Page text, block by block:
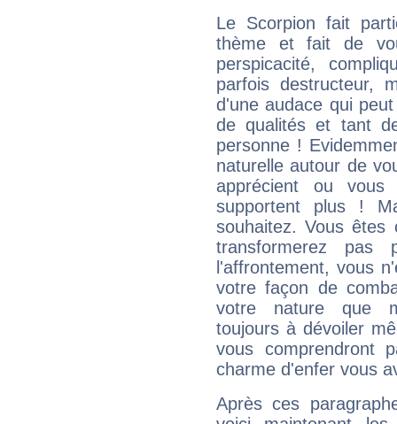
Le Scorpion fait
thème et fait de
perspicacité,
parfois destructeur,
d'une audace qui
de qualités et tant
personne !
naturelle autour de
apprécient ou
supportent plus !
souhaitez. Vous
transformerez
l'affrontement, vous
votre façon de
votre nature que
toujours à dévoiler
vous comprendront
charme d'enfer vous
Après ces